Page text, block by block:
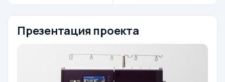
Презентация проекта